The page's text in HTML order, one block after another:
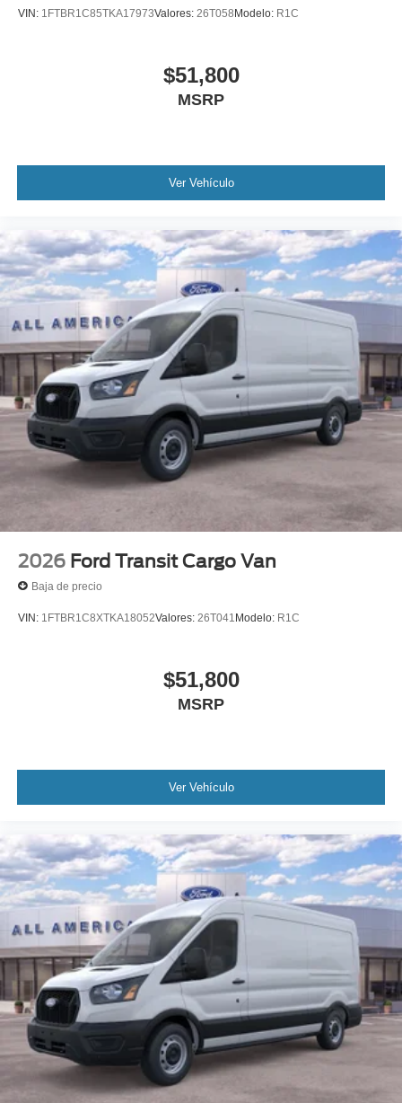
VIN: 1FTBR1C85TKA17973Valores: 26T058Modelo: R1C
$51,800
MSRP
Ver Vehículo
2026 Ford Transit Cargo Van
Baja de precio
VIN: 1FTBR1C8XTKA18052Valores: 26T041Modelo: R1C
$51,800
MSRP
Ver Vehículo